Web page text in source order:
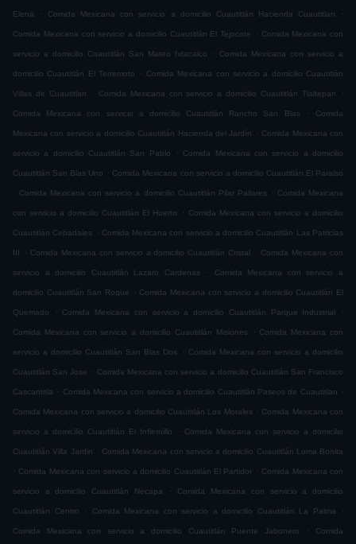
Elena . Comida Mexicana con servicio a domicilio Cuautitlán Hacienda Cuautitlan .
Comida Mexicana con servicio a domicilio Cuautitlán El Tejocote . Comida Mexicana con
servicio a domicilio Cuautitlán San Mateo Ixtacalco . Comida Mexicana con servicio a
domicilio Cuautitlán El Terremoto . Comida Mexicana con servicio a domicilio Cuautitlán
Villas de Cuautitlan . Comida Mexicana con servicio a domicilio Cuautitlán Tlaltepan .
Comida Mexicana con servicio a domicilio Cuautitlán Rancho San Blas . Comida
Mexicana con servicio a domicilio Cuautitlán Hacienda del Jardín . Comida Mexicana con
servicio a domicilio Cuautitlán San Pablo . Comida Mexicana con servicio a domicilio
Cuautitlán San Blas Uno . Comida Mexicana con servicio a domicilio Cuautitlán El Paraiso
. Comida Mexicana con servicio a domicilio Cuautitlán Pilar Pallares . Comida Mexicana
con servicio a domicilio Cuautitlán El Huerto . Comida Mexicana con servicio a domicilio
Cuautitlán Cebadales . Comida Mexicana con servicio a domicilio Cuautitlán Las Patricias
III . Comida Mexicana con servicio a domicilio Cuautitlán Cristal . Comida Mexicana con
servicio a domicilio Cuautitlán Lazaro Cardenas . Comida Mexicana con servicio a
domicilio Cuautitlán San Roque . Comida Mexicana con servicio a domicilio Cuautitlán El
Quemado . Comida Mexicana con servicio a domicilio Cuautitlán Parque Industrial .
Comida Mexicana con servicio a domicilio Cuautitlán Misiones . Comida Mexicana con
servicio a domicilio Cuautitlán San Blas Dos . Comida Mexicana con servicio a domicilio
Cuautitlán San Jose . Comida Mexicana con servicio a domicilio Cuautitlán San Francisco
Cascantitla . Comida Mexicana con servicio a domicilio Cuautitlán Paseos de Cuautitlan .
Comida Mexicana con servicio a domicilio Cuautitlán Los Morales . Comida Mexicana con
servicio a domicilio Cuautitlán El Infiernillo . Comida Mexicana con servicio a domicilio
Cuautitlán Villa Jardin . Comida Mexicana con servicio a domicilio Cuautitlán Loma Bonita
. Comida Mexicana con servicio a domicilio Cuautitlán El Partidor . Comida Mexicana con
servicio a domicilio Cuautitlán Necapa . Comida Mexicana con servicio a domicilio
Cuautitlán Centro . Comida Mexicana con servicio a domicilio Cuautitlán La Palma .
Comida Mexicana con servicio a domicilio Cuautitlán Puente Jabonero . Comida